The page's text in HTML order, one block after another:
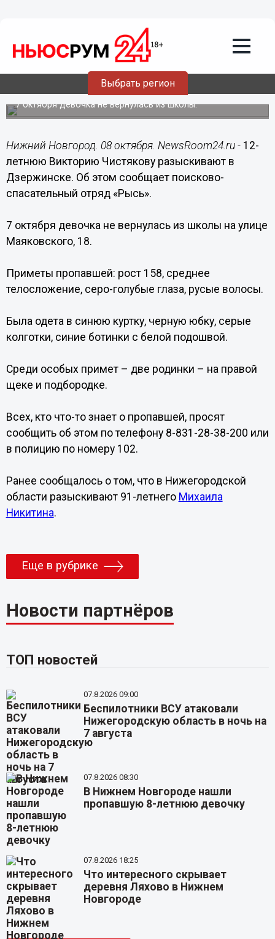
Выбрать регион
08.10.201912:17
12-летнюю Викторию Чистякову
разыскивают в Дзержинске
7 октября девочка не вернулась из школы.
Нижний Новгород. 08 октября. NewsRoom24.ru - 12-
летнюю Викторию Чистякову разыскивают в
Дзержинске. Об этом сообщает поисково-
спасательный отряд «Рысь».
7 октября девочка не вернулась из школы на улице
Маяковского, 18.
Приметы пропавшей: рост 158, среднее
телосложение, серо-голубые глаза, русые волосы.
Была одета в синюю куртку, черную юбку, серые
колготки, синие ботинки с белой подошвой.
Среди особых примет – две родинки – на правой
щеке и подбородке.
Всех, кто что-то знает о пропавшей, просят
сообщить об этом по телефону 8-831-28-38-200 или
в полицию по номеру 102.
Ранее сообщалось о том, что в Нижегородской
области разыскивают 91-летнего Михаила
Никитина.
Еще в рубрике
Новости партнёров
ТОП новостей
07.8.2026 09:00
Беспилотники ВСУ атаковали
Нижегородскую область в ночь на
7 августа
07.8.2026 08:30
В Нижнем Новгороде нашли
пропавшую 8-летнюю девочку
07.8.2026 18:25
Что интересного скрывает
деревня Ляхово в Нижнем
Новгороде